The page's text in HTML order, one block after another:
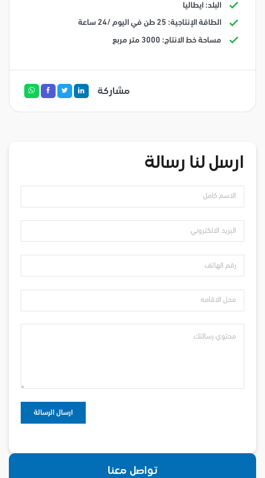
البلد: ايطاليا
الطاقة الإنتاجية: 25 طن في اليوم /24 ساعة
مساحة خط الانتاج: 3000 متر مربع
مشاركة
ارسل لنا رسالة
تواصل معنا